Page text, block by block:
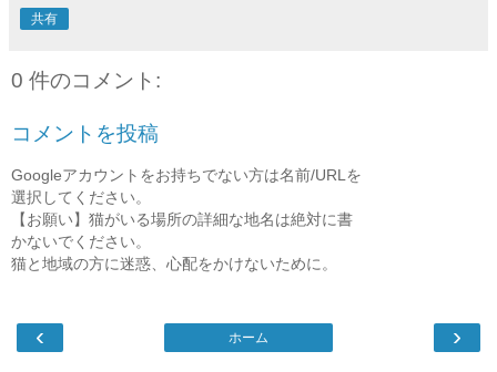
共有
0 件のコメント:
コメントを投稿
Googleアカウントをお持ちでない方は名前/URLを
選択してください。
【お願い】猫がいる場所の詳細な地名は絶対に書
かないでください。
猫と地域の方に迷惑、心配をかけないために。
‹ ›
ホーム